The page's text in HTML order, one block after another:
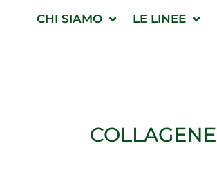
CHI SIAMO LE LINEE